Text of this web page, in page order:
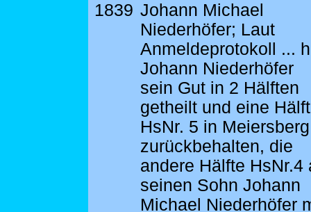
1839 Johann Michael
Niederhöfer; Laut
Anmeldeprotokoll ...
Johann Niederhöfer
sein Gut in 2 Hälften
getheilt und eine
HsNr. 5 in Meiersberg
zurückbehalten, die
andere Hälfte HsNr.4
seinen Sohn Johann
Michael Niederhöfer